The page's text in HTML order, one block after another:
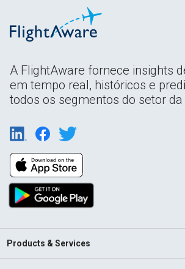
A FlightAware fornece insights
em tempo real, históricos e
todos os segmentos do setor da
Products & Services